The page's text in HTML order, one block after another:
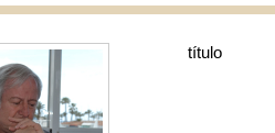
título